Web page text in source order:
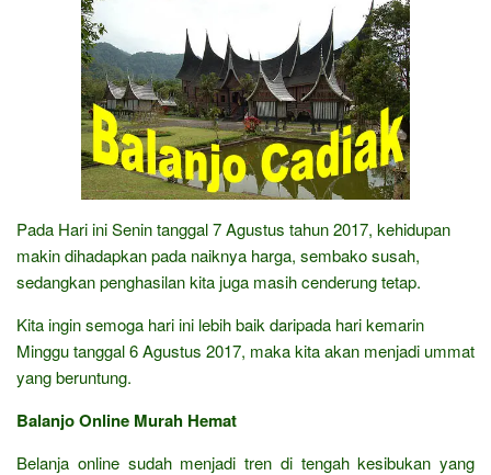
Pada Hari ini Senin tanggal 7 Agustus tahun 2017, kehidupan
makin dihadapkan pada naiknya harga, sembako susah,
sedangkan penghasilan kita juga masih cenderung tetap.
Kita ingin semoga hari ini lebih baik daripada hari kemarin
Minggu tanggal 6 Agustus 2017, maka kita akan menjadi ummat
yang beruntung.
Balanjo Online Murah Hemat
Belanja online sudah menjadi tren di tengah kesibukan yang